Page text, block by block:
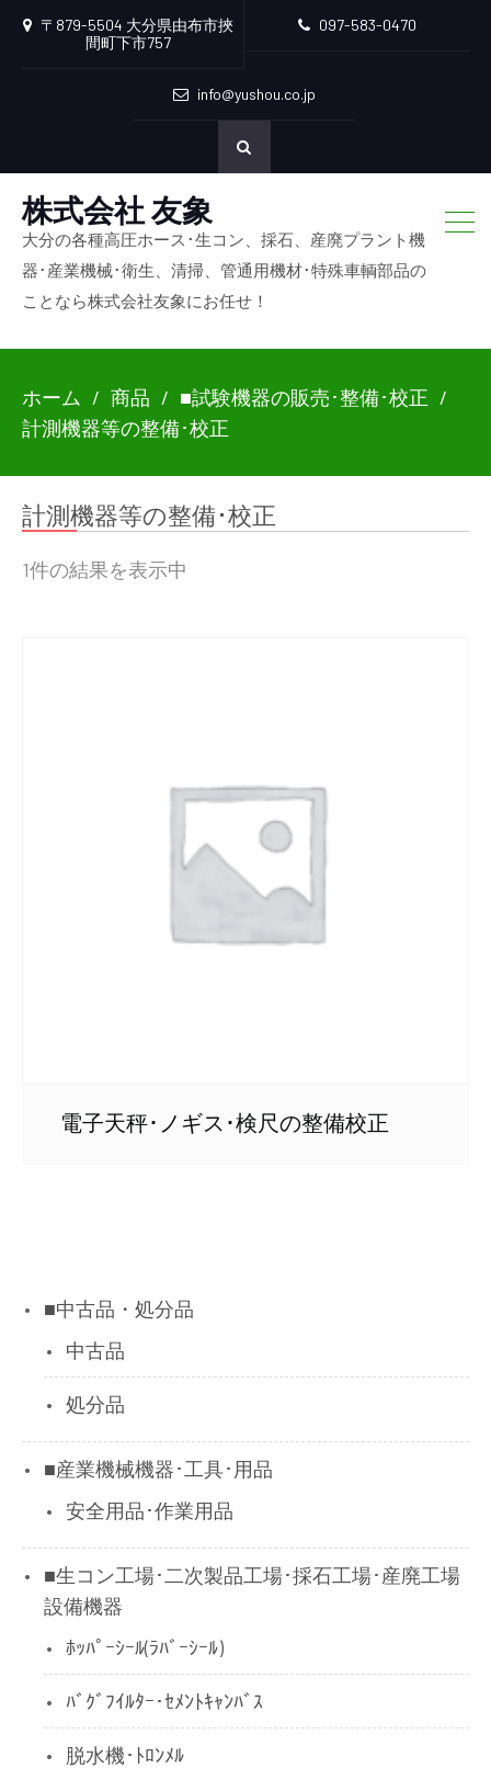
〒879-5504 大分県由布市挾
間町下市757
097-583-0470
info@yushou.co.jp
株式会社 友象
大分の各種高圧ホース･生コン、採石、産廃プラント機
器･産業機械･衛生、清掃、管通用機材･特殊車輌部品の
ことなら株式会社友象にお任せ！
ホーム 商品
■試験機器の販売･整備･校正
計測機器等の整備･校正
計測機器等の整備･校正
1件の結果を表示中
電子天秤･ノギス･検尺の整備校正
■中古品・処分品
中古品
処分品
■産業機械機器･工具･用品
安全用品･作業用品
■生コン工場･二次製品工場･採石工場･産廃工場
設備機器
ﾎｯﾊﾟｰｼｰﾙ(ﾗﾊﾞｰｼｰﾙ)
ﾊﾞｸﾞﾌｲﾙﾀｰ･ｾﾒﾝﾄｷｬﾝﾊﾞｽ
脱水機･ﾄﾛﾝﾒﾙ